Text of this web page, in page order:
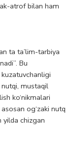
atrof bilan ham
ta ta’lim-tarbiya
Bu
mustaqil
ko‘nikmalari
og‘zaki nutq
chizgan